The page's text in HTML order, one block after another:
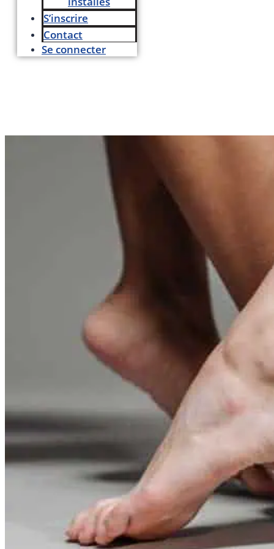
S’inscrire
Contact
Se connecter